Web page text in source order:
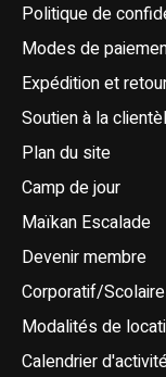
Politique de
Modes de
Expédition et
Soutien à la
Plan du site
Camp de jour
Maïkan Escalade
Devenir membre
Corporatif/Scolaire
Modalités de
Calendrier